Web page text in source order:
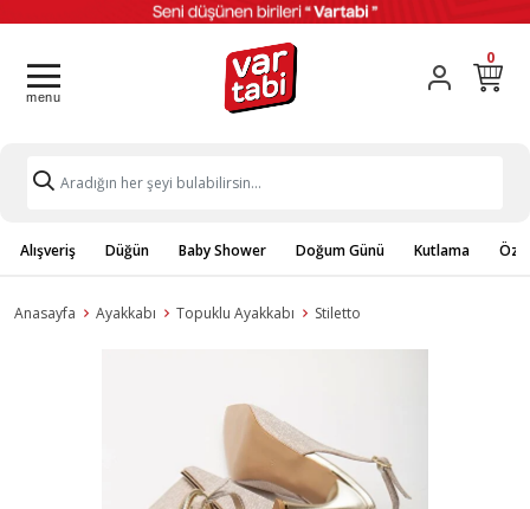
0
Alışveriş Düğün Baby Shower Doğum Günü Kutlama
Anasayfa Ayakkabı Topuklu Ayakkabı Stiletto